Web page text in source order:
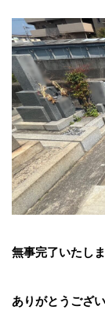
無事完了いたしま
ありがとうござい